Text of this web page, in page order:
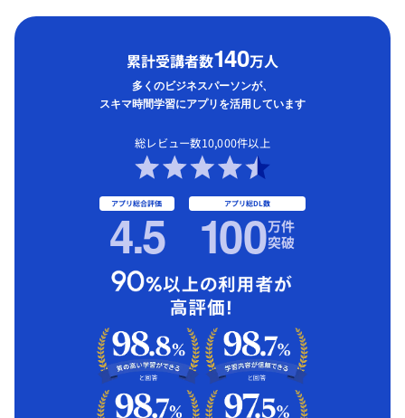
累計受講者数140万人
多くのビジネスパーソンが、
スキマ時間学習にアプリを活用しています
総レビュー数10,000件以上
アプリ総合評価
4.5 アプリ総DL数
100万件
突破